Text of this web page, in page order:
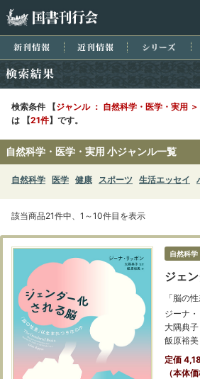
新刊情報 近刊情報 シリ
検索条件 【ジャンル ： 自然科学・医学・実用
は 【21件】です。
自然科学・医学・実用 小ジャンル一覧
自然科学 医学 健康 スポーツ 生活エッセイ
該当商品21件中、1～10件目を表示
自然科学
ジェ
「脳の
ジーナ
大隅典
飯原裕美
定価
（本体